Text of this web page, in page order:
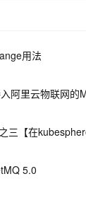
用法
阿里云物联网的
三【在
3/4）
5.0